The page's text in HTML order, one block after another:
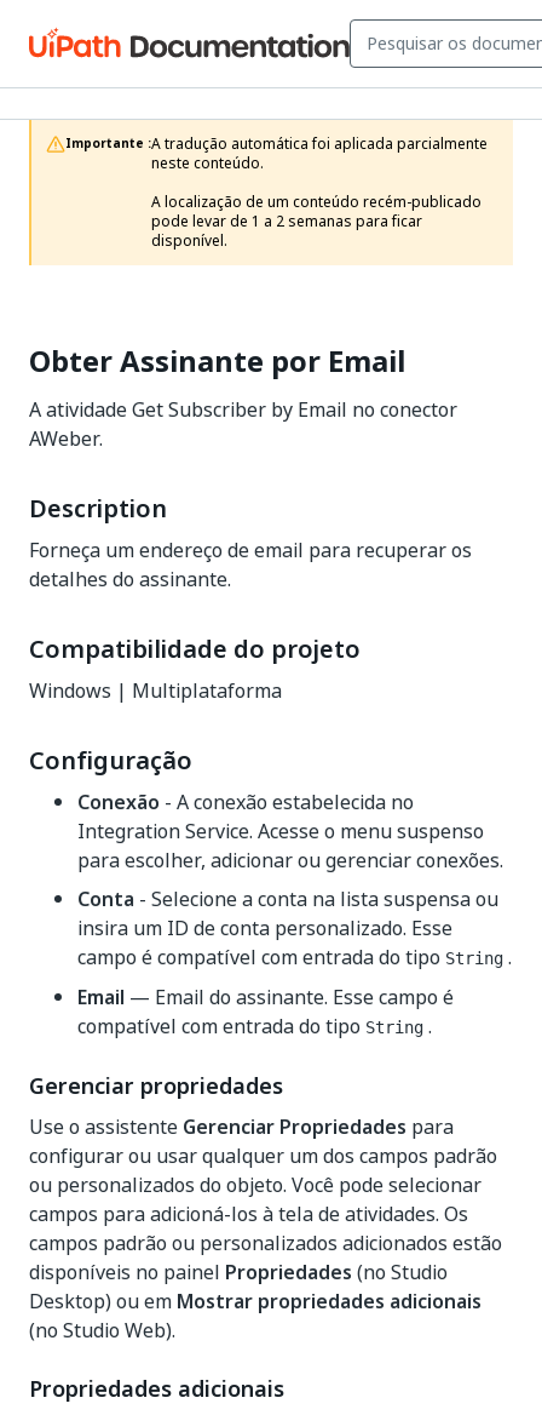
Importante :A tradução automática foi aplicada parcialmente
neste conteúdo.
A localização de um conteúdo recém-publicado
pode levar de 1 a 2 semanas para ficar
disponível.
Obter Assinante por Email
A atividade Get Subscriber by Email no conector
AWeber.
Description
Forneça um endereço de email para recuperar os
detalhes do assinante.
Compatibilidade do projeto
Windows | Multiplataforma
Configuração
Conexão - A conexão estabelecida no
Integration Service. Acesse o menu suspenso
para escolher, adicionar ou gerenciar conexões.
Conta - Selecione a conta na lista suspensa ou
insira um ID de conta personalizado. Esse
campo é compatível com entrada do tipo String .
Email — Email do assinante. Esse campo é
compatível com entrada do tipo String .
Gerenciar propriedades
Use o assistente Gerenciar Propriedades para
configurar ou usar qualquer um dos campos padrão
ou personalizados do objeto. Você pode selecionar
campos para adicioná-los à tela de atividades. Os
campos padrão ou personalizados adicionados estão
disponíveis no painel Propriedades (no Studio
Desktop) ou em Mostrar propriedades adicionais
(no Studio Web).
Propriedades adicionais